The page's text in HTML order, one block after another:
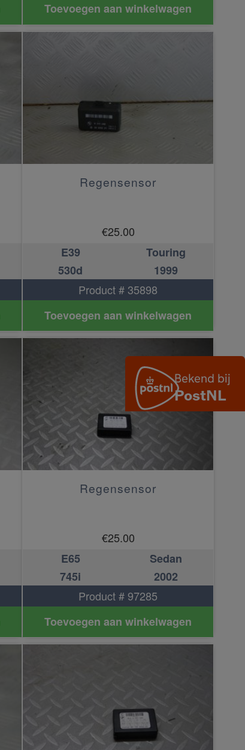
Toevoegen aan winkelwagen
Regensensor
€25.00
E39
Touring
530d
1999
Product # 35898
Toevoegen aan winkelwagen
Regensensor
€25.00
E65
Sedan
745i
2002
Product # 97285
Toevoegen aan winkelwagen